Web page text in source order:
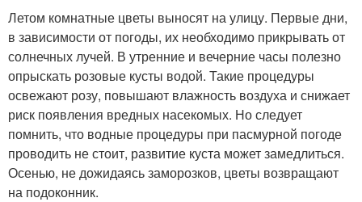
Летом комнатные цветы выносят на улицу. Первые дни,
в зависимости от погоды, их необходимо прикрывать от
солнечных лучей. В утренние и вечерние часы полезно
опрыскать розовые кусты водой. Такие процедуры
освежают розу, повышают влажность воздуха и снижает
риск появления вредных насекомых. Но следует
помнить, что водные процедуры при пасмурной погоде
проводить не стоит, развитие куста может замедлиться.
Осенью, не дожидаясь заморозков, цветы возвращают
на подоконник.